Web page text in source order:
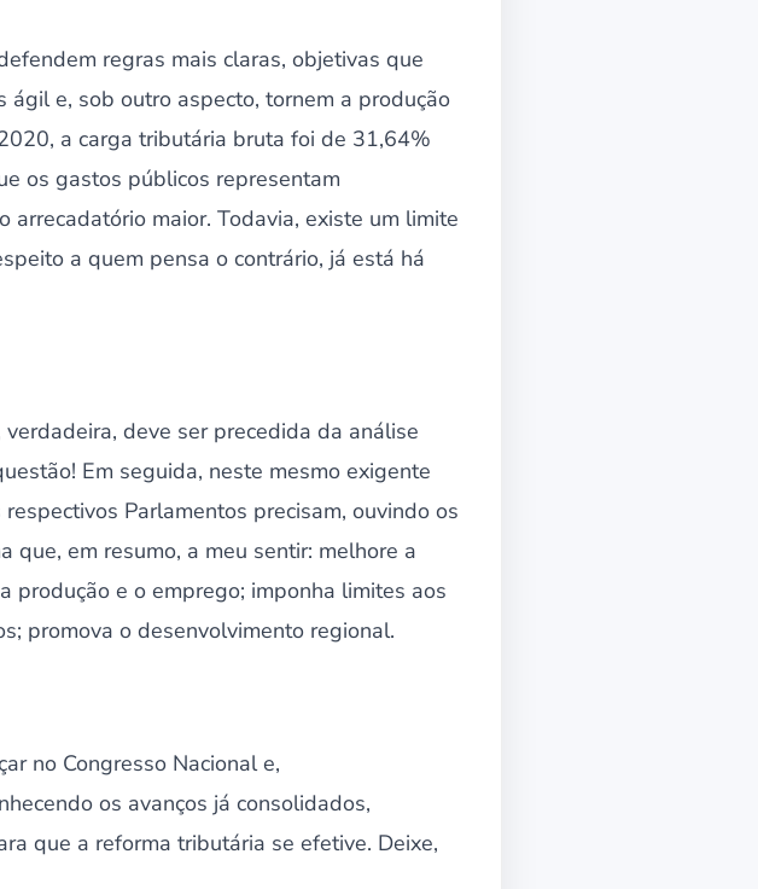
regras mais claras, objetivas que
e, sob outro aspecto, tornem a produção
a carga tributária bruta foi de 31,64%
os gastos públicos representam
arrecadatório maior. Todavia, existe um limite
a quem pensa o contrário, já está há
deve ser precedida da análise
Em seguida, neste mesmo exigente
Parlamentos precisam, ouvindo os
que, em resumo, a meu sentir: melhore a
produção e o emprego; imponha limites aos
promova o desenvolvimento regional.
no Congresso Nacional e,
os avanços já consolidados,
que a reforma tributária se efetive. Deixe,